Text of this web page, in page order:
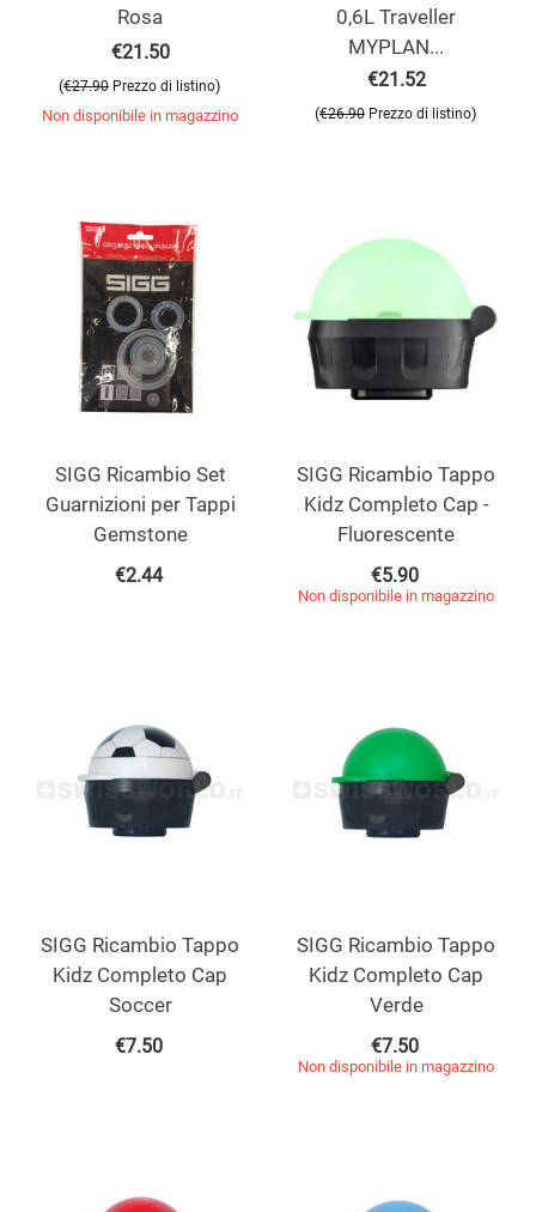
Rosa
€21.50
(€27.90 Prezzo di listino)
Non disponibile in magazzino
0,6L Traveller
MYPLAN...
€21.52
(€26.90 Prezzo di listino)
SIGG Ricambio Set
Guarnizioni per Tappi
Gemstone
€2.44
SIGG Ricambio Tappo
Kidz Completo Cap -
Fluorescente
€5.90
Non disponibile in magazzino
SIGG Ricambio Tappo
Kidz Completo Cap
Soccer
€7.50
SIGG Ricambio Tappo
Kidz Completo Cap
Verde
€7.50
Non disponibile in magazzino